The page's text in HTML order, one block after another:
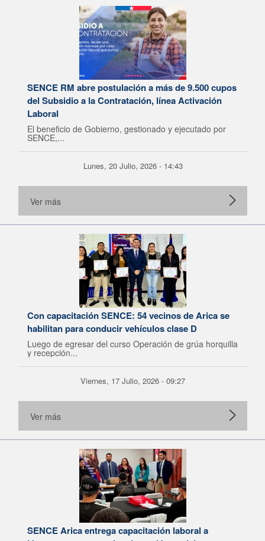
SENCE RM abre postulación a más de 9.500 cupos
del Subsidio a la Contratación, línea Activación
Laboral
El beneficio de Gobierno, gestionado y ejecutado por
SENCE,...
Lunes, 20 Julio, 2026 - 14:43
Ver más
Con capacitación SENCE: 54 vecinos de Arica se
habilitan para conducir vehículos clase D
Luego de egresar del curso Operación de grúa horquilla
y recepción...
Viernes, 17 Julio, 2026 - 09:27
Ver más
SENCE Arica entrega capacitación laboral a